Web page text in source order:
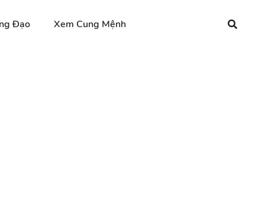
Đạo Xem Cung Mệnh